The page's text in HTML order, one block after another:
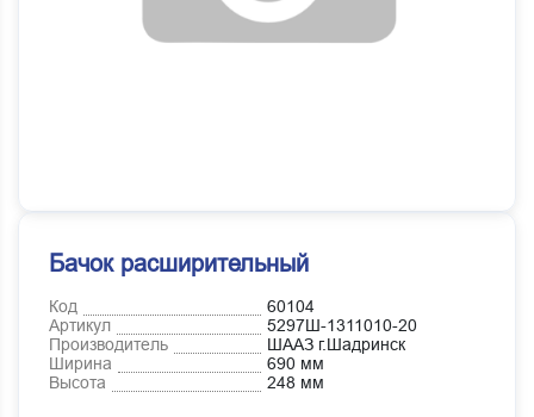
Бачок расширительный
Код
60104
Артикул
5297Ш-1311010-20
Производитель
ШААЗ г.Шадринск
Ширина
690 мм
Высота
248 мм